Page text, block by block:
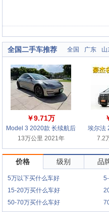
全国二手车推荐 全国 广东 山
￥9.71万
Model 3 2020款 长续航后
轮驱动版
13万公里 2021年
埃尔法
7.2
价格 级别 品
5万以下买什么车好
15-20万买什么车好
50-70万买什么车好